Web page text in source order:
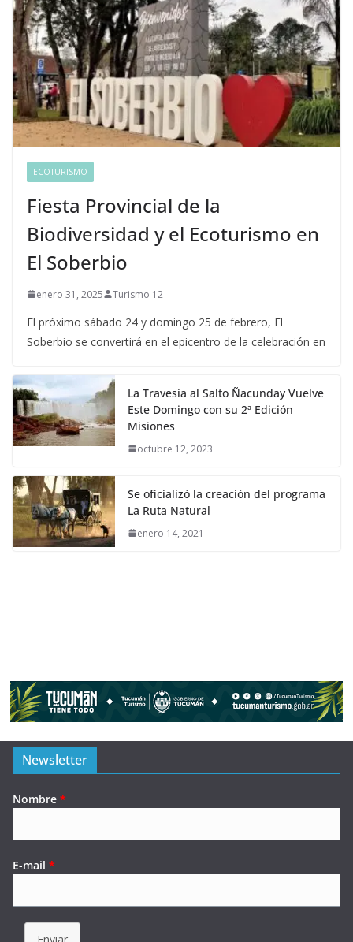
ECOTURISMO
Fiesta Provincial de la
Biodiversidad y el Ecoturismo en
El Soberbio
enero 31, 2025 Turismo 12
El próximo sábado 24 y domingo 25 de febrero, El
Soberbio se convertirá en el epicentro de la celebración en
La Travesía al Salto Ñacunday Vuelve
Este Domingo con su 2ª Edición
Misiones
octubre 12, 2023
Se oficializó la creación del programa
La Ruta Natural
enero 14, 2021
Newsletter
Nombre *
E-mail *